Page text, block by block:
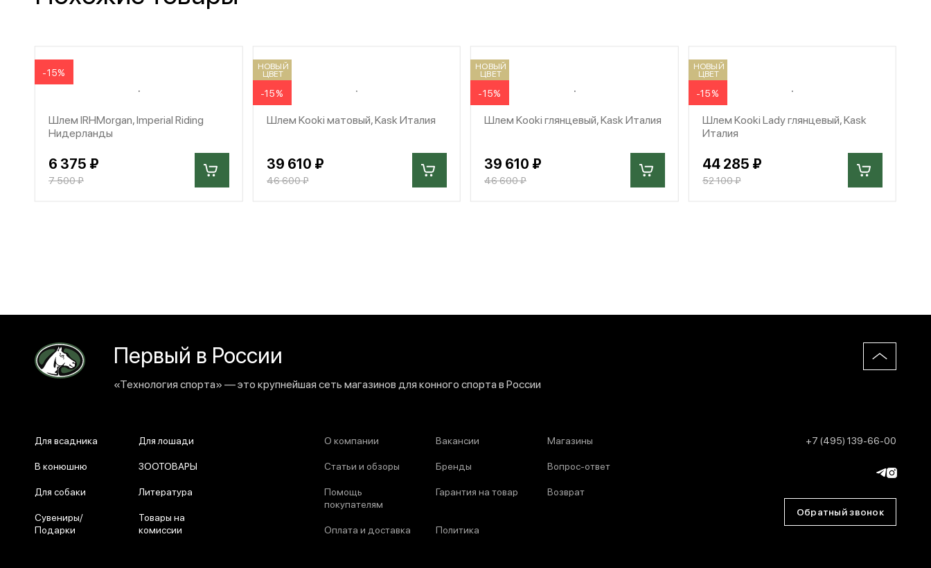
-15%
Шлем IRHMorgan, Imperial Riding
Нидерланды
6 375 ₽
7 500 ₽
НОВЫЙ
ЦВЕТ
-15%
Шлем Kooki матовый, Kask Италия
39 610 ₽
46 600 ₽
НОВЫЙ
ЦВЕТ
-15%
Шлем Kooki глянцевый, Kask Италия
39 610 ₽
46 600 ₽
НОВЫЙ
ЦВЕТ
-15%
Шлем Kooki Lady глянцевый, Kask
Италия
44 285 ₽
52 100 ₽
Первый в России
«Технология спорта» — это крупнейшая сеть магазинов для конного спорта в России
Для всадника Для лошади
В конюшню ЗООТОВАРЫ
Для собаки Литература
Сувениры/
Подарки
Товары на
комиссии
О компании Вакансии Магазины
Статьи и обзоры Бренды Вопрос-ответ
Помощь
покупателям
Гарантия на товар Возврат
Оплата и доставка Политика
+7 (495) 139-66-00
Обратный звонок